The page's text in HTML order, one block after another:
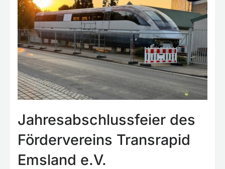
Jahresabschlussfeier des
Fördervereins Transrapid
Emsland e.V.